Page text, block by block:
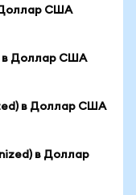
Доллар США
в Доллар США
в Доллар США
в Доллар